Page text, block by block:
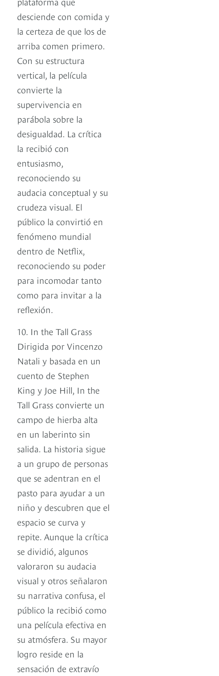
desciende con comida y
la certeza de que los de
arriba comen primero.
Con su estructura
vertical, la película
convierte la
supervivencia en
parábola sobre la
desigualdad. La crítica
la recibió con
entusiasmo,
reconociendo su
audacia conceptual y su
crudeza visual. El
público la convirtió en
fenómeno mundial
dentro de Netflix,
reconociendo su poder
para incomodar tanto
como para invitar a la
reflexión.
10. In the Tall Grass
Dirigida por Vincenzo
Natali y basada en un
cuento de Stephen
King y Joe Hill, In the
Tall Grass convierte un
campo de hierba alta
en un laberinto sin
salida. La historia sigue
a un grupo de personas
que se adentran en el
pasto para ayudar a un
niño y descubren que el
espacio se curva y
repite. Aunque la crítica
se dividió, algunos
valoraron su audacia
visual y otros señalaron
su narrativa confusa, el
público la recibió como
una película efectiva en
su atmósfera. Su mayor
logro reside en la
sensación de extravío